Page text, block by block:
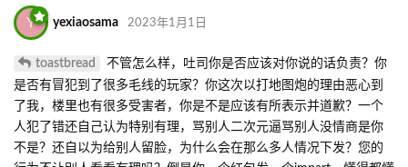
Y yexiaosama 2023年1月1日
toastbread
不管怎么样，吐司你是否应该对你说的话负责？你
是否有冒犯到了很多毛线的玩家？你这次以打地图炮的理由恶心到
了我，楼里也有很多受害者，你是不是应该有所表示并道歉？一个
人犯了错还自己认为特别有理，骂别人二次元逼骂别人没情商是你
不是？还自以为给别人留脸，为什么会在那么多人情况下发？您的